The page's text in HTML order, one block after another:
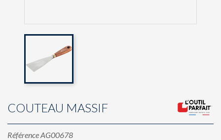
COUTEAU MASSIF
RéférenceAG00678